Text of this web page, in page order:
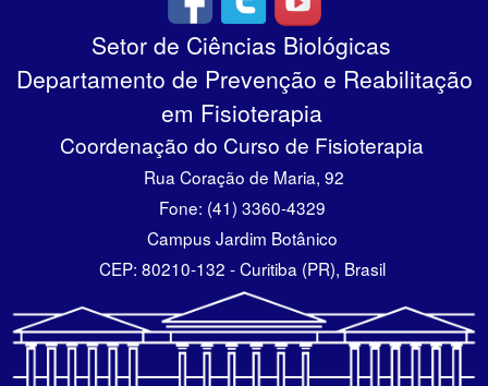
Setor de Ciências Biológicas
Departamento de Prevenção e Reabilitação
em Fisioterapia
Coordenação do Curso de Fisioterapia
Rua Coração de Maria, 92
Fone: (41) 3360-4329
Campus Jardim Botânico
CEP: 80210-132 - Curitiba (PR), Brasil